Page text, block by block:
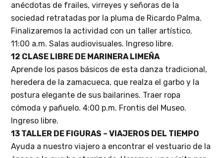
anécdotas de frailes, virreyes y señoras de la
sociedad retratadas por la pluma de Ricardo Palma.
Finalizaremos la actividad con un taller artístico.
11:00 a.m. Salas audiovisuales. Ingreso libre.
12 CLASE LIBRE DE MARINERA LIMEÑA
Aprende los pasos básicos de esta danza tradicional,
heredera de la zamacueca, que realza el garbo y la
postura elegante de sus bailarines. Traer ropa
cómoda y pañuelo.4:00 p.m. Frontis del Museo.
Ingreso libre.
13 TALLER DE FIGURAS – VIAJEROS DEL TIEMPO
Ayuda a nuestro viajero a encontrar el vestuario de la